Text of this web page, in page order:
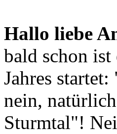
Hallo liebe
bald schon
Jahres
nein,
Sturmtal"!